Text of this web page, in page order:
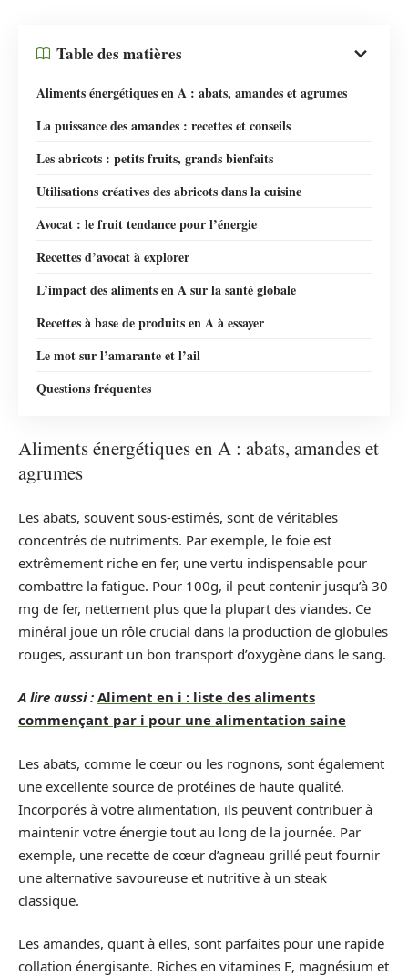
Table des matières
Aliments énergétiques en A : abats, amandes et agrumes
La puissance des amandes : recettes et conseils
Les abricots : petits fruits, grands bienfaits
Utilisations créatives des abricots dans la cuisine
Avocat : le fruit tendance pour l’énergie
Recettes d’avocat à explorer
L’impact des aliments en A sur la santé globale
Recettes à base de produits en A à essayer
Le mot sur l’amarante et l’ail
Questions fréquentes
Aliments énergétiques en A : abats, amandes et
agrumes
Les abats, souvent sous-estimés, sont de véritables
concentrés de nutriments. Par exemple, le foie est
extrêmement riche en fer, une vertu indispensable pour
combattre la fatigue. Pour 100g, il peut contenir jusqu’à 30
mg de fer, nettement plus que la plupart des viandes. Ce
minéral joue un rôle crucial dans la production de globules
rouges, assurant un bon transport d’oxygène dans le sang.
A lire aussi : Aliment en i : liste des aliments
commençant par i pour une alimentation saine
Les abats, comme le cœur ou les rognons, sont également
une excellente source de protéines de haute qualité.
Incorporés à votre alimentation, ils peuvent contribuer à
maintenir votre énergie tout au long de la journée. Par
exemple, une recette de cœur d’agneau grillé peut fournir
une alternative savoureuse et nutritive à un steak
classique.
Les amandes, quant à elles, sont parfaites pour une rapide
collation énergisante. Riches en vitamines E, magnésium et